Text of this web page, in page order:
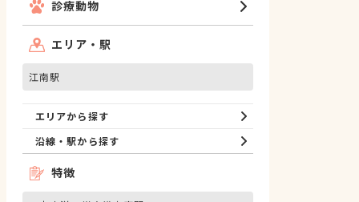
診療動物
エリア・駅
江南駅
エリアから探す
沿線・駅から探す
特徴